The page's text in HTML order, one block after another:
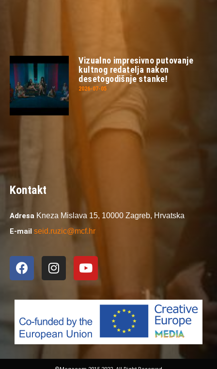
Vizualno impresivno putovanje
kultnog redatelja nakon
desetogodišnje stanke!
2026-07-05
Kontakt
Adresa Kneza Mislava 15, 10000 Zagreb, Hrvatska
E-mail seid.ruzic@mcf.hr